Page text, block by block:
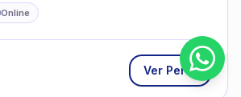
Online
Ver Perfil